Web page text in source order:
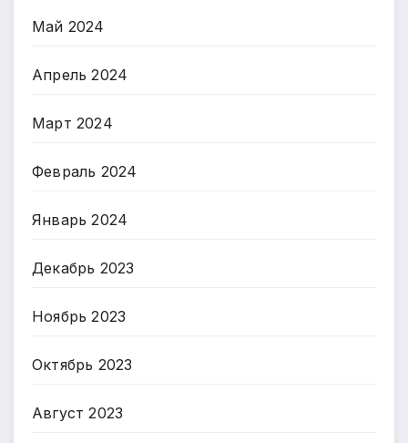
Май 2024
Апрель 2024
Март 2024
Февраль 2024
Январь 2024
Декабрь 2023
Ноябрь 2023
Октябрь 2023
Август 2023